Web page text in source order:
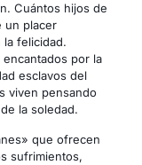
Cuántos hijos de
un placer
felicidad.
por la
esclavos del
viven pensando
la soledad.
que ofrecen
sufrimientos,